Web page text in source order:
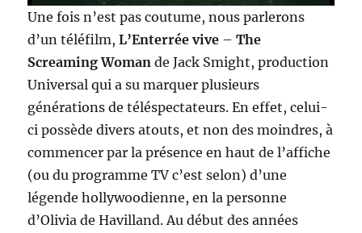
Une fois n’est pas coutume, nous parlerons
d’un téléfilm,L’Enterrée vive –The
Screaming Woman de Jack Smight, production
Universal qui a su marquer plusieurs
générations de téléspectateurs. En effet, celui-
ci possède divers atouts, et non des moindres, à
commencer par la présence en haut de l’affiche
(ou du programme TV c’est selon) d’une
légende hollywoodienne, en la personne
d’Olivia de Havilland. Au début des années